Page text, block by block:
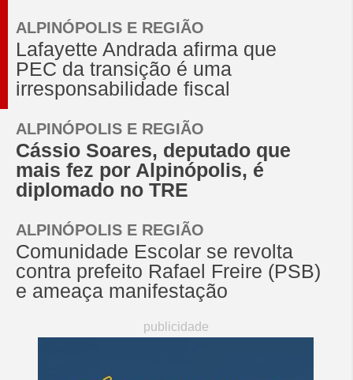
ALPINÓPOLIS E REGIÃO
Lafayette Andrada afirma que
PEC da transição é uma
irresponsabilidade fiscal
ALPINÓPOLIS E REGIÃO
Cássio Soares, deputado que
mais fez por Alpinópolis, é
diplomado no TRE
ALPINÓPOLIS E REGIÃO
Comunidade Escolar se revolta
contra prefeito Rafael Freire (PSB)
e ameaça manifestação
publicidade